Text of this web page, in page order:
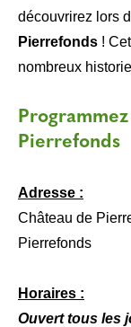
découvrirez lors
Pierrefonds !
nombreux
Pierrefonds
Adresse :
Château de
Pierrefonds
Horaires :
Ouvert tous les